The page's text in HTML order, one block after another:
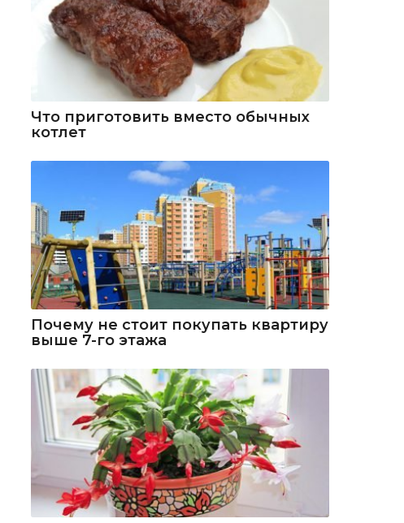
Что приготовить вместо обычных
котлет
Почему не стоит покупать квартиру
выше 7-го этажа